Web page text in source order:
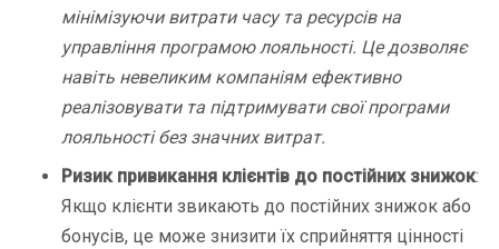
мінімізуючи витрати часу та ресурсів на
управління програмою лояльності. Це дозволяє
навіть невеликим компаніям ефективно
реалізовувати та підтримувати свої програми
лояльності без значних витрат.
Ризик привикання клієнтів до постійних знижок:
Якщо клієнти звикають до постійних знижок або
бонусів, це може знизити їх сприйняття цінності